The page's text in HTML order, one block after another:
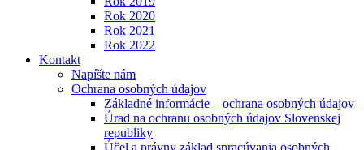
Rok 2020
Rok 2021
Rok 2022
Kontakt
Napíšte nám
Ochrana osobných údajov
Základné informácie – ochrana osobných údajov
Úrad na ochranu osobných údajov Slovenskej
republiky
Účel a právny základ spracúvania osobných